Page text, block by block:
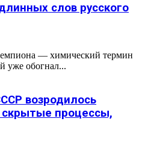
слов русского
— химический термин
уже обогнал...
возродилось
процессы,